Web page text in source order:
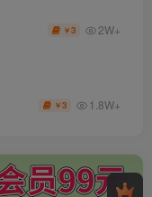
￥3 2W+
￥3 1.8W+